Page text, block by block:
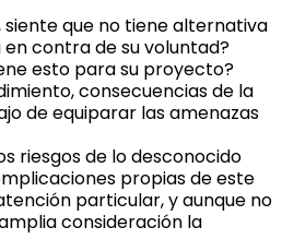
siente que no tiene alternativa
contra de su voluntad?
esto para su proyecto?
consecuencias de la
de equiparar las amenazas
riesgos de lo desconocido
propias de este
particular, y aunque no
consideración la